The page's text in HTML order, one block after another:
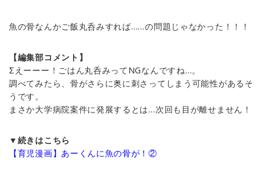
魚の骨なんかご飯丸呑みすれば……の問題じゃなかった！！！
【編集部コメント】
Σえーーー！ごはん丸呑みってNGなんですね…。
調べてみたら、骨がさらに奥に刺さってしまう可能性があるそ
うです。
まさか大学病院案件に発展するとは…次回も目が離せません！
▼続きはこちら
【育児漫画】あーくんに魚の骨が！②